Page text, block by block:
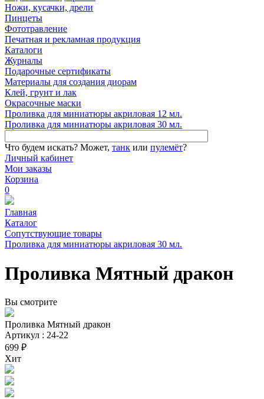
Ножи, кусачки, дрели
Пинцеты
Фототравление
Печатная и рекламная продукция
Каталоги
Журналы
Подарочные сертификаты
Материалы для создания диорам
Клей, грунт и лак
Окрасочные маски
Проливка для миниатюры акриловая 12 мл.
Проливка для миниатюры акриловая 30 мл.
Что будем искать? Может, танк или пулемёт?
Личный кабинет
Мои заказы
Корзина
0
Главная
Каталог
Сопутствующие товары
Проливка для миниатюры акриловая 30 мл.
Проливка Мятный дракон
Вы смотрите
Проливка Мятный дракон
Артикул : 24-22
699 ₽
Хит